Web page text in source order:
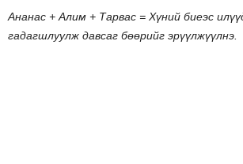
Ананас + Алим + Тарвас = Хүний биеэс
гадагшлуулж давсаг бөөрийг эрүүлжүүлнэ